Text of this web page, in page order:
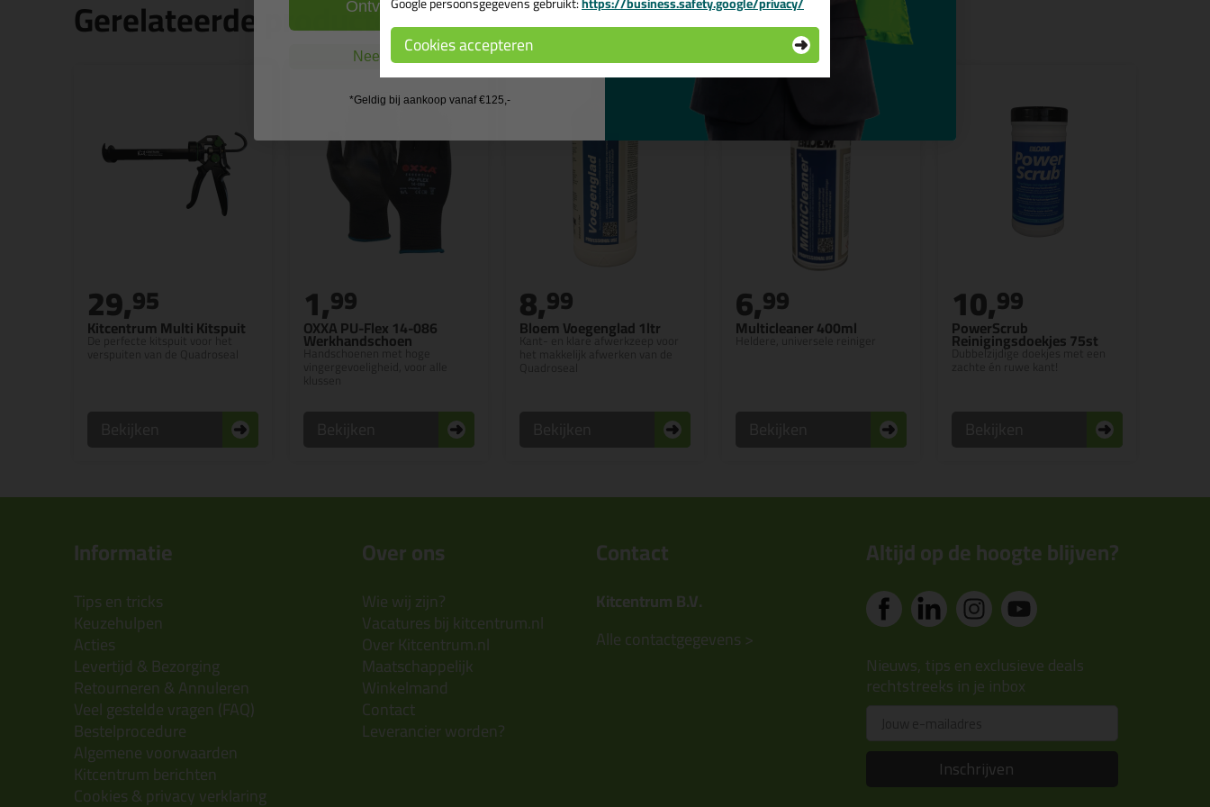
Gerelateerde producten
Kitcentrum Multi Kitspuit
De perfecte kitspuit voor het
29,95
OXXA PU-Flex 14-086
Werkhandschoen
Handschoenen met hoge
1,99
Bloem Voegenglad 1ltr
Kant- en klare afwerkzeep voor
8,99
Multicleaner 400ml
Heldere, universele reiniger
6,99
PowerScrub
Reinigingsdoekjes 75st
Dubbelzijdige doekjes met een
10,99
Informatie
Tips en tricks
Keuzehulpen
Acties
Levertijd & Bezorging
Retourneren & Annuleren
Veel gestelde vragen (FAQ)
Bestelprocedure
Algemene voorwaarden
Kitcentrum berichten
Cookies & privacy verklaring
Over ons
Wie wij zijn?
Vacatures bij kitcentrum.nl
Over Kitcentrum.nl
Maatschappelijk
Winkelmand
Contact
Leverancier worden?
Contact
Kitcentrum B.V.
Alle contactgegevens >
Altijd op de hoogte blijven?
Nieuws, tips en exclusieve deals
rechtstreeks in je inbox
Inschrijven
Cookies accepteren
Ontvang de actiecode ›
Nee, ik wil geen cadeau
*Geldig bij aankoop vanaf €125,-